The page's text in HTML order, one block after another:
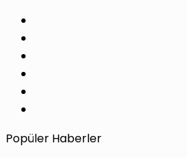
Popüler Haberler